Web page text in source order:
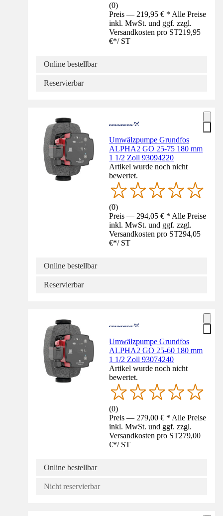
(0)
Preis — 219,95 € * Alle Preise
inkl. MwSt. und ggf. zzgl.
Versandkosten pro ST219,95
€*/ ST
Online bestellbar
Reservierbar
Umwälzpumpe Grundfos
ALPHA2 GO 25-75 180 mm
1 1/2 Zoll 93094220
Artikel wurde noch nicht
bewertet.
(0)
Preis — 294,05 € * Alle Preise
inkl. MwSt. und ggf. zzgl.
Versandkosten pro ST294,05
€*/ ST
Online bestellbar
Reservierbar
Umwälzpumpe Grundfos
ALPHA2 GO 25-60 180 mm
1 1/2 Zoll 93074240
Artikel wurde noch nicht
bewertet.
(0)
Preis — 279,00 € * Alle Preise
inkl. MwSt. und ggf. zzgl.
Versandkosten pro ST279,00
€*/ ST
Online bestellbar
Nicht reservierbar